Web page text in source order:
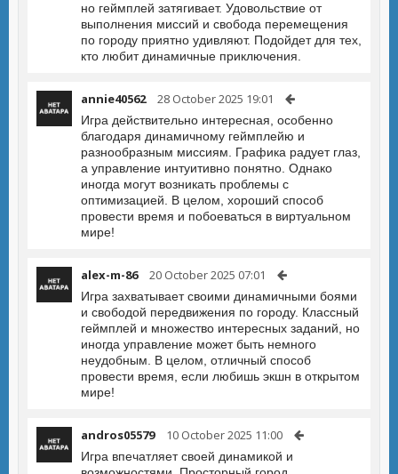
но геймплей затягивает. Удовольствие от
выполнения миссий и свобода перемещения
по городу приятно удивляют. Подойдет для тех,
кто любит динамичные приключения.
annie40562 28 October 2025 19:01
Игра действительно интересная, особенно
благодаря динамичному геймплейю и
разнообразным миссиям. Графика радует глаз,
а управление интуитивно понятно. Однако
иногда могут возникать проблемы с
оптимизацией. В целом, хороший способ
провести время и побоеваться в виртуальном
мире!
alex-m-86 20 October 2025 07:01
Игра захватывает своими динамичными боями
и свободой передвижения по городу. Классный
геймплей и множество интересных заданий, но
иногда управление может быть немного
неудобным. В целом, отличный способ
провести время, если любишь экшн в открытом
мире!
andros05579 10 October 2025 11:00
Игра впечатляет своей динамикой и